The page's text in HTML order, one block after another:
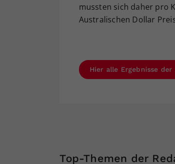
mussten sich daher pro
Australischen Dollar
Hier alle Ergebnisse
Top-Themen der